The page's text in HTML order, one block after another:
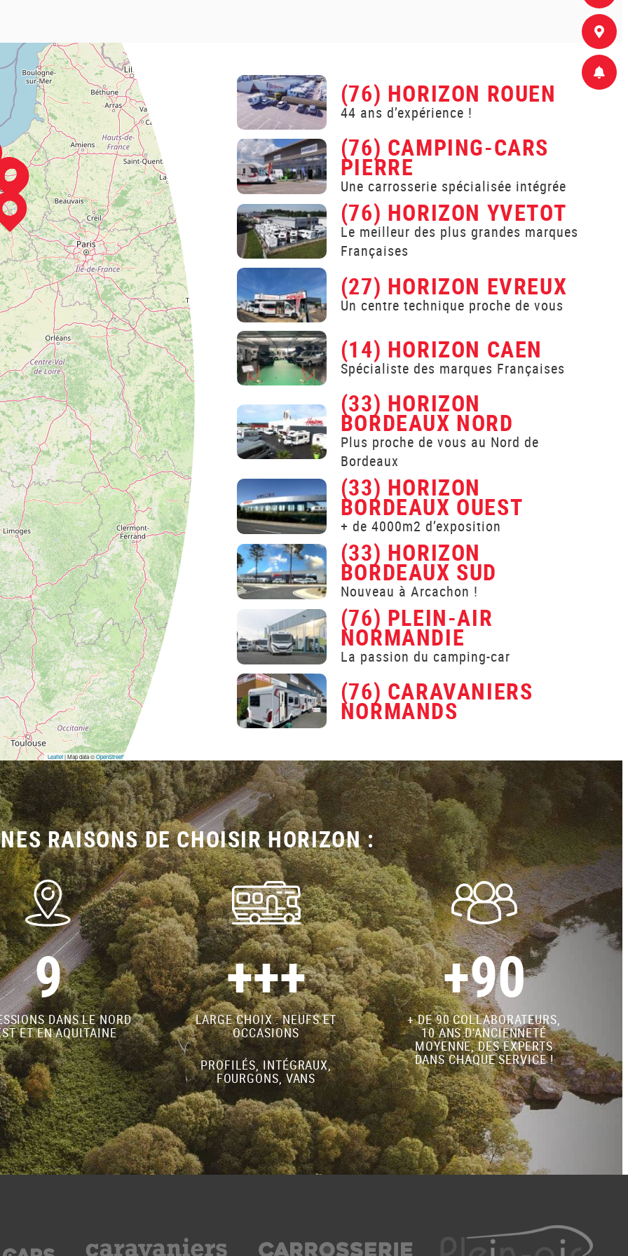
Leaflet| Map data ©OpenStreetMap
(76) HORIZON ROUEN
44 ans d’expérience !
(76) CAMPING-CARS
PIERRE
Une carrosserie spécialisée intégrée
(76) HORIZON YVETOT
Le meilleur des plus grandes marques
Françaises
(27) HORIZON EVREUX
Un centre technique proche de vous
(14) HORIZON CAEN
Spécialiste des marques Françaises
(33) HORIZON
BORDEAUX NORD
Plus proche de vous au Nord de
Bordeaux
(33) HORIZON
BORDEAUX OUEST
+ de 4000m2 d’exposition
(33) HORIZON
BORDEAUX SUD
Nouveau à Arcachon !
(76) PLEIN-AIR
NORMANDIE
La passion du camping-car
(76) CARAVANIERS
NORMANDS
RAISONS DE CHOISIR HORIZON :
9
DANS LE NORD
ET EN AQUITAINE
+++
LARGE CHOIX : NEUFS ET
OCCASIONS
PROFILÉS, INTÉGRAUX,
FOURGONS, VANS
+90
+ DE 90 COLLABORATEURS,
10 ANS D'ANCIENNETÉ
MOYENNE, DES EXPERTS
DANS CHAQUE SERVICE !